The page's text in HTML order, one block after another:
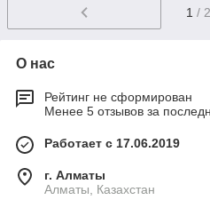
1 / 2
О нас
Рейтинг не сформирован
Менее 5 отзывов за
Работает с 17.06.2019
г. Алматы
Алматы, Казахстан